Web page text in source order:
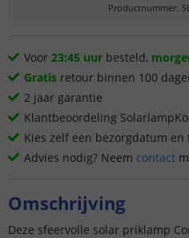
Productnummer:
Voor 23:45 uur besteld,
Gratis retour binnen 100
2 jaar garantie
Klantbeoordeling
Kies zelf een bezorgdatum
Advies nodig? Neem contact
Omschrijving
Deze sfeervolle solar priklamp